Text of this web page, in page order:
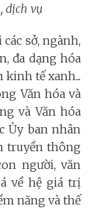
dịch vụ
sở, ngành,
đa dạng hóa
kinh tế xanh...
Văn hóa và
và Văn hóa
Ủy ban nhân
truyền thông
người, văn
về hệ giá trị
năng và thế